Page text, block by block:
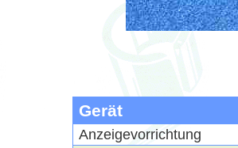
Gerät
Anzeigevorrichtung